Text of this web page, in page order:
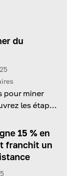
du
pour miner
les étapes,
vos
15 % en
franchit un